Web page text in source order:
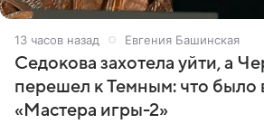
13 часов назад Евгения Башинская
Седокова захотела уйти, а
перешел к Темным: что было
«Мастера игры-2»